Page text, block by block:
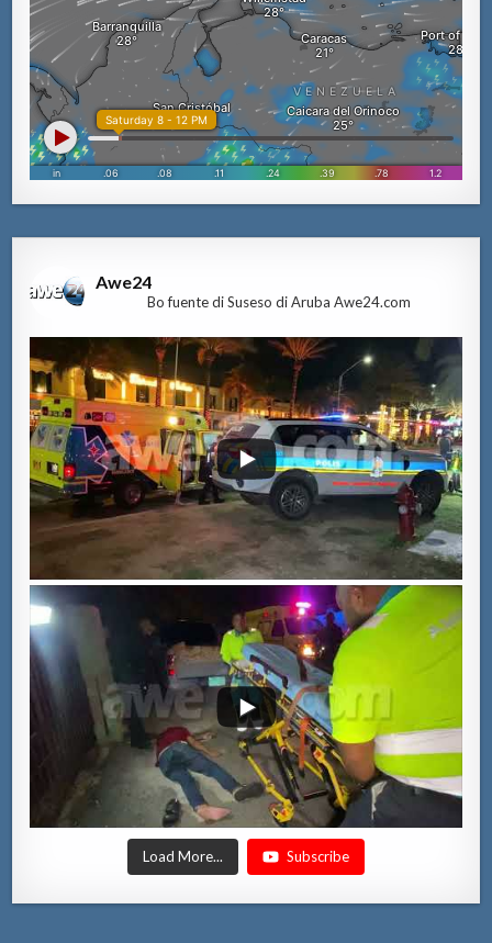
Awe24
Bo fuente di Suseso di Aruba Awe24.com
Load More... Subscribe